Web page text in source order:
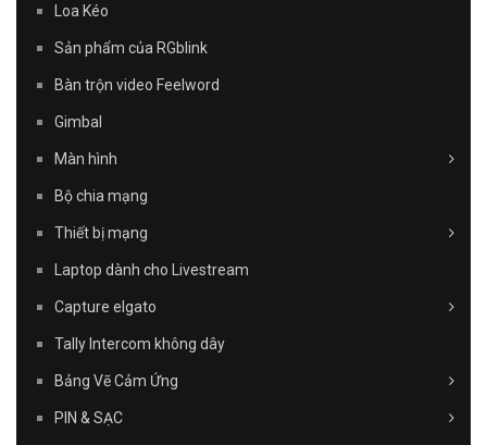
Loa Kéo
Sản phẩm của RGblink
Bàn trộn video Feelword
Gimbal
Màn hình
Bộ chia mạng
Thiết bị mạng
Laptop dành cho Livestream
Capture elgato
Tally Intercom không dây
Bảng Vẽ Cảm Ứng
PIN & SẠC